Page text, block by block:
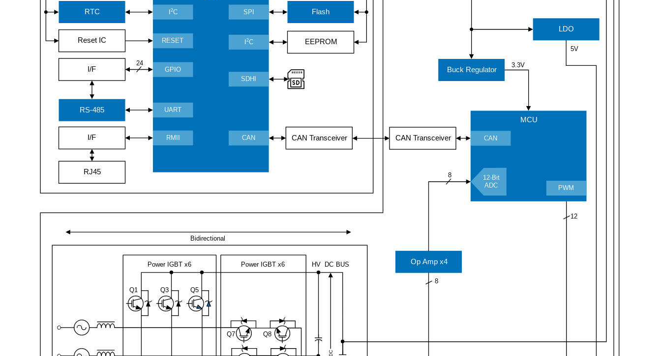
DC
Bidirectional
HV DC BUS
RTC Flash
EEPROM
I/F
RS-485
24
I/F
RJ45
Op Amp x4
CAN Transceiver
8
8
12
5V
CAN Transceiver
3.3V
Buck Regulator
LDO
MCU
CAN
12-Bit
ADC
PWM
2C SPI
RESET 2C
GPIO
UART
RMII
SDHI
CAN
Reset IC
Power IGBT x6
Q1 Q3 Q5
Power IGBT x6
Q7 Q8